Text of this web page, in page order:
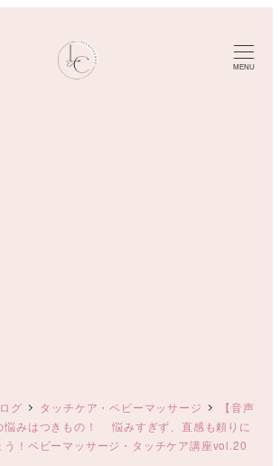
MENU
グ タッチケア・ベビーマッサージ
【音声
悩みはつきもの！ 悩みすぎず、直感も頼りに
う！ベビーマッサージ・タッチケア講座vol.20